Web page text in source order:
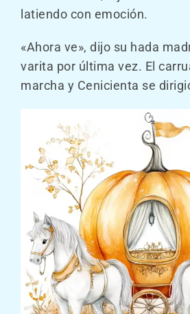
latiendo con emoción.
«Ahora ve», dijo su hada
varita por última vez. El
marcha y Cenicienta se